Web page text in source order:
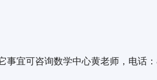
宜可咨询数学中心黄老师，电话：